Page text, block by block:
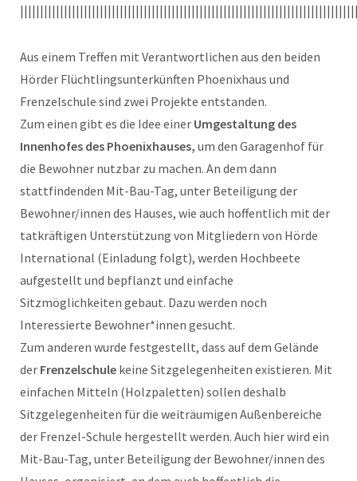
Aus einem Treffen mit Verantwortlichen aus den beiden
Hörder Flüchtlingsunterkünften Phoenixhaus und
Frenzelschule sind zwei Projekte entstanden.
Zum einen gibt es die Idee einer Umgestaltung des
Innenhofes des Phoenixhauses, um den Garagenhof für
die Bewohner nutzbar zu machen. An dem dann
stattfindenden Mit-Bau-Tag, unter Beteiligung der
Bewohner/innen des Hauses, wie auch hoffentlich mit der
tatkräftigen Unterstützung von Mitgliedern von Hörde
International (Einladung folgt), werden Hochbeete
aufgestellt und bepflanzt und einfache
Sitzmöglichkeiten gebaut. Dazu werden noch
Interessierte Bewohner*innen gesucht.
Zum anderen wurde festgestellt, dass auf dem Gelände
der Frenzelschule keine Sitzgelegenheiten existieren. Mit
einfachen Mitteln (Holzpaletten) sollen deshalb
Sitzgelegenheiten für die weiträumigen Außenbereiche
der Frenzel-Schule hergestellt werden. Auch hier wird ein
Mit-Bau-Tag, unter Beteiligung der Bewohner/innen des